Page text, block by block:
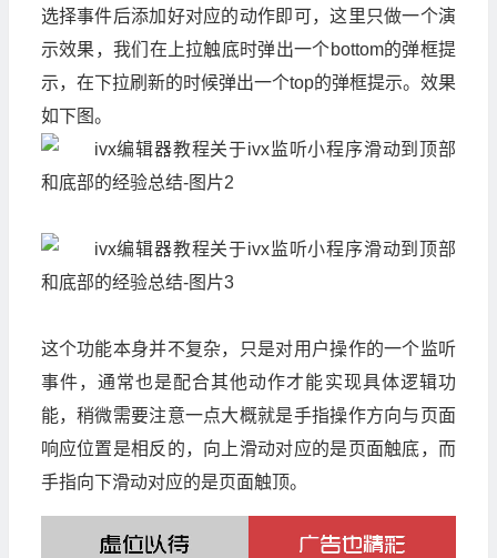
选择事件后添加好对应的动作即可，这里只做一个演
示效果，我们在上拉触底时弹出一个bottom的弹框提
示，在下拉刷新的时候弹出一个top的弹框提示。效果
如下图。
这个功能本身并不复杂，只是对用户操作的一个监听
事件，通常也是配合其他动作才能实现具体逻辑功
能，稍微需要注意一点大概就是手指操作方向与页面
响应位置是相反的，向上滑动对应的是页面触底，而
手指向下滑动对应的是页面触顶。